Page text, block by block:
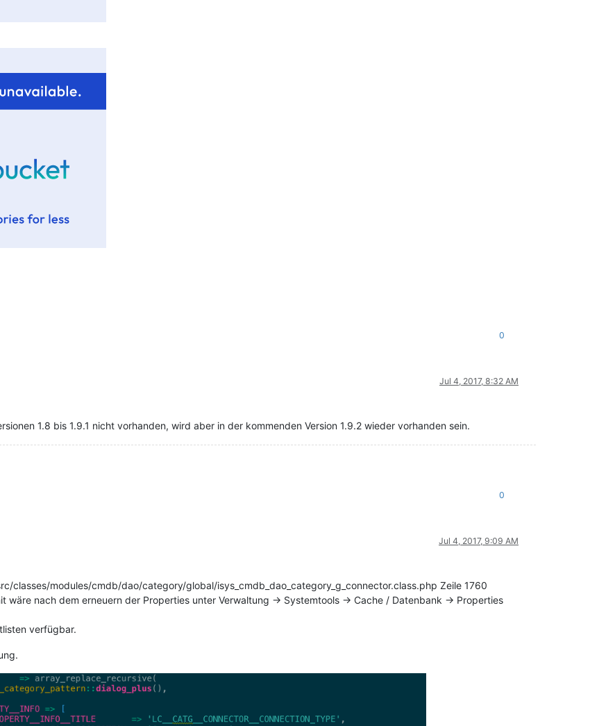
0
Jul 4, 2017, 8:32 AM
1.8 bis 1.9.1 nicht vorhanden, wird aber in der kommenden Version 1.9.2 wieder vorhanden sein.
0
Jul 4, 2017, 9:09 AM
classes/modules/cmdb/dao/category/global/isys_cmdb_dao_category_g_connector.class.php Zeile 1760
wäre nach dem erneuern der Properties unter Verwaltung -> Systemtools -> Cache / Datenbank -> Properties
verfügbar.